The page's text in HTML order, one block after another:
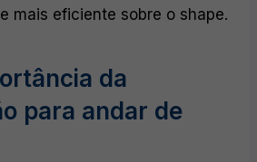
mais eficiente sobre o shape.
da
para andar de